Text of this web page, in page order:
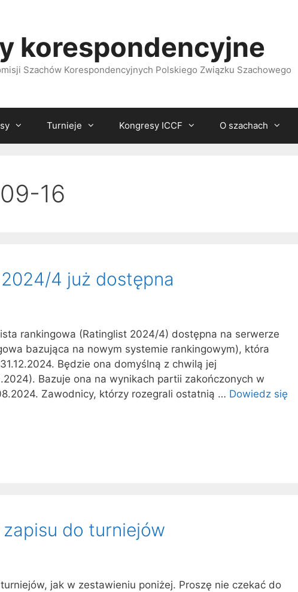
korespondencyjne
Szachów Korespondencyjnych Polskiego Związku Szachowego
Turnieje Kongresy ICCF O szachach
16
4 już dostępna
rankingowa (Ratinglist 2024/4) dostępna na serwerze
bazująca na nowym systemie rankingowym), która
Będzie ona domyślną z chwilą jej
Bazuje ona na wynikach partii zakończonych w
Zawodnicy, którzy rozegrali ostatnią … Dowiedz się
do turniejów
jak w zestawieniu poniżej. Proszę nie czekać do